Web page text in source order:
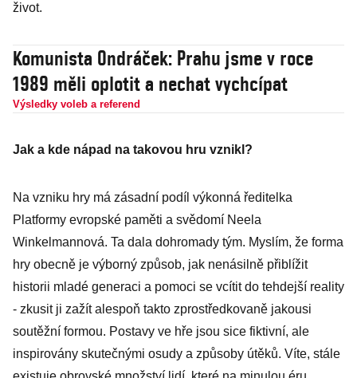
život.
Komunista Ondráček: Prahu jsme v roce
1989 měli oplotit a nechat vychcípat
Výsledky voleb a referend
Jak a kde nápad na takovou hru vznikl?
Na vzniku hry má zásadní podíl výkonná ředitelka
Platformy evropské paměti a svědomí Neela
Winkelmannová. Ta dala dohromady tým. Myslím, že forma
hry obecně je výborný způsob, jak nenásilně přiblížit
historii mladé generaci a pomoci se vcítit do tehdejší reality
- zkusit ji zažít alespoň takto zprostředkovaně jakousi
soutěžní formou. Postavy ve hře jsou sice fiktivní, ale
inspirovány skutečnými osudy a způsoby útěků. Víte, stále